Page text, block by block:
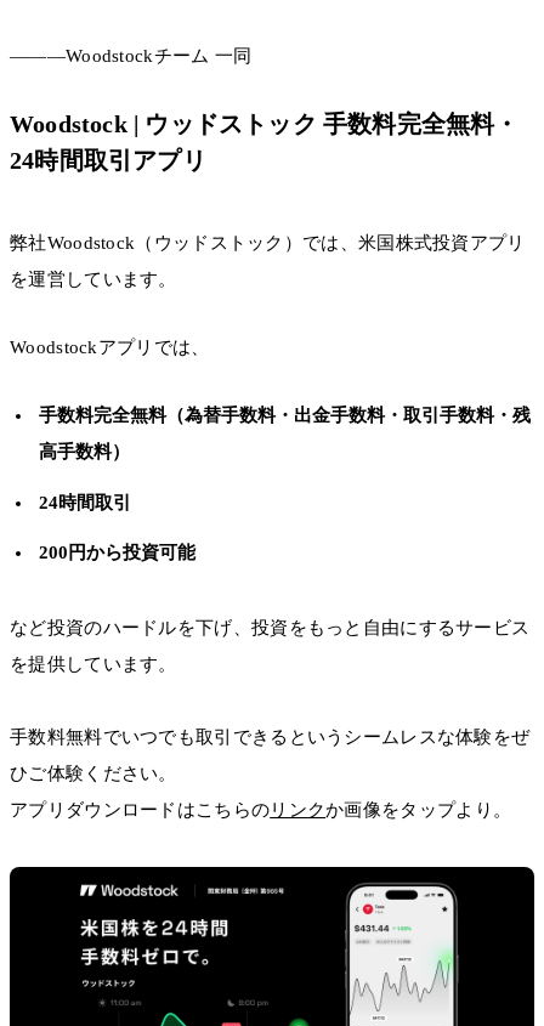
———Woodstockチーム 一同
Woodstock | ウッドストック 手数料完全無料・
24時間取引アプリ
弊社Woodstock（ウッドストック）では、米国株式投資アプリ
を運営しています。
Woodstockアプリでは、
手数料完全無料（為替手数料・出金手数料・取引手数料・残
高手数料）
24時間取引
200円から投資可能
など投資のハードルを下げ、投資をもっと自由にするサービス
を提供しています。
手数料無料でいつでも取引できるというシームレスな体験をぜ
ひご体験ください。
アプリダウンロードはこちらのリンクか画像をタップより。